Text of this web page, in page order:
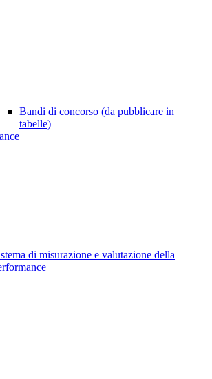
Bandi di concorso (da pubblicare in
tabelle)
di misurazione e valutazione della